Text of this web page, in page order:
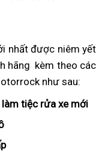
nhấtto
được niêm yết
hãng thảo
luận
kèm theo
Rebel
500
các
như sau:
làm tiệc rửa xe mới